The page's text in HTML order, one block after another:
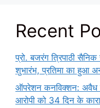
Recent
प्रो. बजरंग त्रिपाठी
शुभारंभ, प्रतिमा का हुआ
ऑपरेशन कनविक्शन: अवैध
आरोपी को 34 दिन के